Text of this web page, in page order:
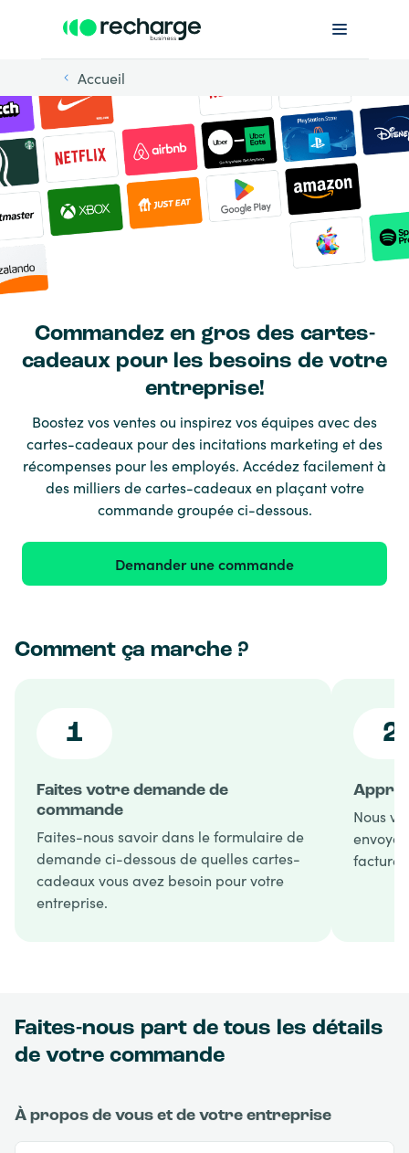
Accueil
Commandez en gros des cartes-
cadeaux pour les besoins de votre
entreprise!
Boostez vos ventes ou inspirez vos équipes avec des
cartes-cadeaux pour des incitations marketing et des
récompenses pour les employés. Accédez facilement à
des milliers de cartes-cadeaux en plaçant votre
commande groupée ci-dessous.
Demander une commande
Comment ça marche ?
1
Faites votre demande de
commande
Faites-nous savoir dans le formulaire de
demande ci-dessous de quelles cartes-
cadeaux vous avez besoin pour votre
entreprise.
2
Nous
facture.
Faites-nous part de tous les détails
de votre commande
À propos de vous et de votre entreprise